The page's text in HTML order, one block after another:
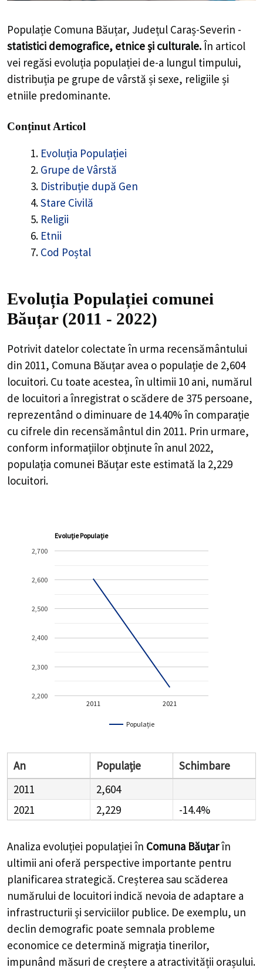
Populație Comuna Băuțar, Județul Caraș-Severin -
statistici demografice, etnice și culturale.În articol
vei regăsi evoluția populației de-a lungul timpului,
distribuția pe grupe de vârstă și sexe, religiile și
etniile predominante.
Conținut Articol
Evoluția Populației
Grupe de Vârstă
Distribuție după Gen
Stare Civilă
Religii
Etnii
Cod Poștal
Evoluția Populației comunei
Băuțar (2011 - 2022)
Potrivit datelor colectate în urma recensământului
din 2011, Comuna Băuțar avea o populație de 2,604
locuitori. Cu toate acestea, în ultimii 10 ani, numărul
de locuitori a înregistrat oscădere de 375 persoane,
reprezentând o diminuare de 14.40%în comparație
cu cifrele din recensământul din 2011. Prin urmare,
conform informațiilor obținute în anul 2022,
populația comunei Băuțar este estimată la 2,229
locuitori.
Evoluție Populație
Populație
2011 2021
2,200
2,300
2,400
2,500
2,600
2,700
An Populație
Schimbare
2011
2,604
2021
2,229 -14.4%
Analiza evoluției populației în Comuna Băuțarîn
ultimii ani oferă perspective importante pentru
planificarea strategică. Creșterea sau scăderea
numărului de locuitori indică nevoia de adaptare a
infrastructurii și serviciilor publice. De exemplu, un
declin demografic poate semnala probleme
economice ce determină migrația tinerilor,
impunând măsuri de creștere a atractivității orașului.